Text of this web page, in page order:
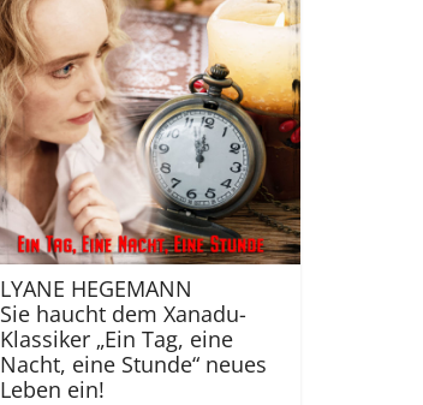
LYANE HEGEMANN
Sie haucht dem Xanadu-
Klassiker „Ein Tag, eine
Nacht, eine Stunde“ neues
Leben ein!